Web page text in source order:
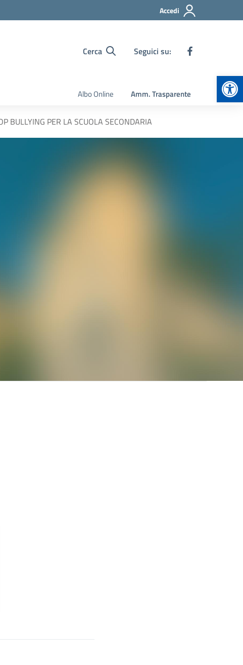
Accedi
Cerca Seguici su:
Albo Online Amm. Trasparente
PER LA SCUOLA SECONDARIA